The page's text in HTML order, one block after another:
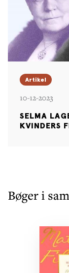
Artikel
10-12-2023
SELMA
KVINDERS
Bøger i